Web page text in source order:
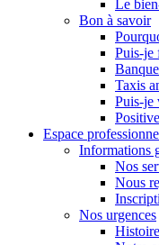
Le
Bon à savoir
Puis-je
Taxis
Puis-je
Espace
Informations
Nos
Nous
Nos urgences